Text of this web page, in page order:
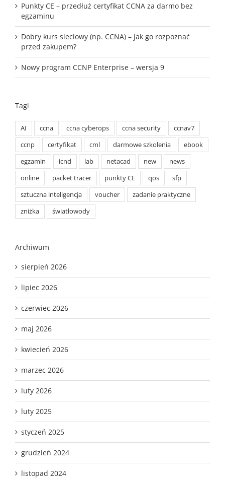
Punkty CE – przedłuż certyfikat CCNA za darmo bez
egzaminu
Dobry kurs sieciowy (np. CCNA) – jak go rozpoznać
przed zakupem?
Nowy program CCNP Enterprise – wersja 9
Tagi
AI ccna ccna cyberops ccna security
ccnav7
ccnp
certyfikat cml darmowe szkolenia
ebook
egzamin
icnd lab netacad new
news
online
packet tracer punkty CE qos
sfp
sztuczna inteligencja
voucher
zadanie praktyczne
zniżka
światłowody
Archiwum
sierpień 2026
lipiec 2026
czerwiec 2026
maj 2026
kwiecień 2026
marzec 2026
luty 2026
luty 2025
styczeń 2025
grudzień 2024
listopad 2024